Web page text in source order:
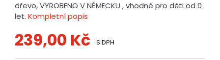
dřevo, VYROBENO V NĚMECKU , vhodné pro děti od 0
let. Kompletní popis
239,00 Kč S DPH